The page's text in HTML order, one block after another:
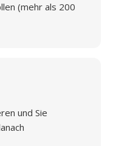
(mehr als 200
und Sie